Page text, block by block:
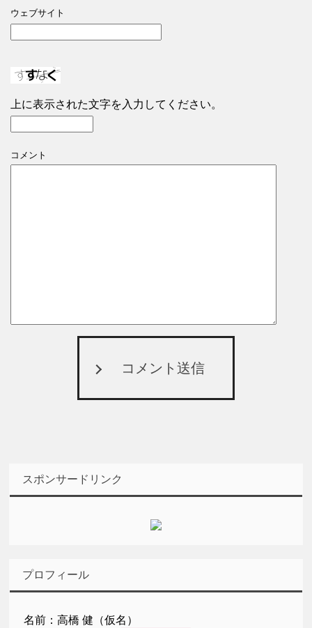
ウェブサイト
上に表示された文字を入力してください。
コメント
コメント送信
スポンサードリンク
プロフィール
名前：高橋 健（仮名）